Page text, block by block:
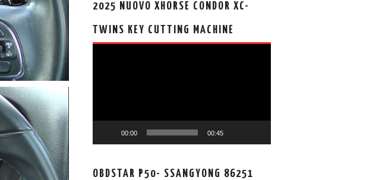
2025 NUOVO XHORSE CONDOR XC-
TWINS KEY CUTTING MACHINE
00:00 00:45
OBDSTAR P50- SSANGYONG 86251